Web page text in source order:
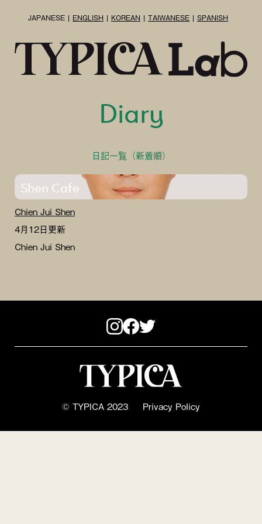
JAPANESE ENGLISH KOREAN TAIWANESE SPANISH
Diary
日記一覧（新着順）
Shen Cafe
Chien Jui Shen
4月12日更新
Chien Jui Shen
© TYPICA 2023 Privacy Policy